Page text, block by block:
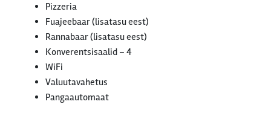
Pizzeria
Fuajeebaar (lisatasu eest)
Rannabaar (lisatasu eest)
Konverentsisaalid – 4
WiFi
Valuutavahetus
Pangaautomaat